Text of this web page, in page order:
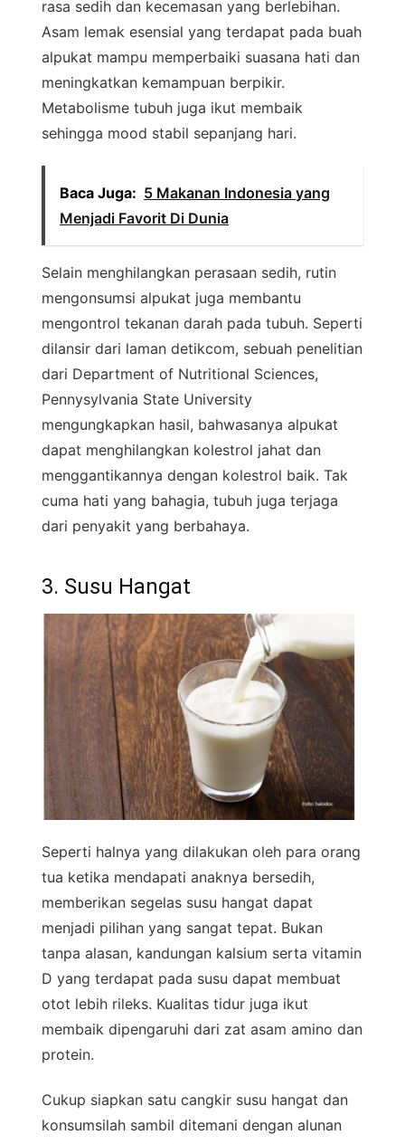
rasa sedih dan kecemasan yang berlebihan.
Asam lemak esensial yang terdapat pada buah
alpukat mampu memperbaiki suasana hati dan
meningkatkan kemampuan berpikir.
Metabolisme tubuh juga ikut membaik
sehingga mood stabil sepanjang hari.
Baca Juga: 5 Makanan Indonesia yang
Menjadi Favorit Di Dunia
Selain menghilangkan perasaan sedih, rutin
mengonsumsi alpukat juga membantu
mengontrol tekanan darah pada tubuh. Seperti
dilansir dari laman detikcom, sebuah penelitian
dari Department of Nutritional Sciences,
Pennysylvania State University
mengungkapkan hasil, bahwasanya alpukat
dapat menghilangkan kolestrol jahat dan
menggantikannya dengan kolestrol baik. Tak
cuma hati yang bahagia, tubuh juga terjaga
dari penyakit yang berbahaya.
3. Susu Hangat
Seperti halnya yang dilakukan oleh para orang
tua ketika mendapati anaknya bersedih,
memberikan segelas susu hangat dapat
menjadi pilihan yang sangat tepat. Bukan
tanpa alasan, kandungan kalsium serta vitamin
D yang terdapat pada susu dapat membuat
otot lebih rileks. Kualitas tidur juga ikut
membaik dipengaruhi dari zat asam amino dan
protein.
Cukup siapkan satu cangkir susu hangat dan
konsumsilah sambil ditemani dengan alunan